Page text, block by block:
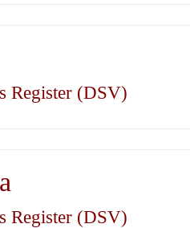
Register (DSV)
Register (DSV)